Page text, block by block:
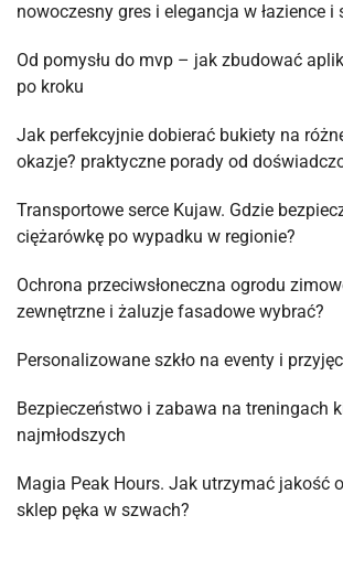
nowoczesny gres i elegancja w łazience i
Od pomysłu do mvp – jak zbudować
po kroku
Jak perfekcyjnie dobierać bukiety na
okazje? praktyczne porady od
Transportowe serce Kujaw. Gdzie
ciężarówkę po wypadku w regionie?
Ochrona przeciwsłoneczna ogrodu
zewnętrzne i żaluzje fasadowe wybrać?
Personalizowane szkło na eventy i
Bezpieczeństwo i zabawa na treningach
najmłodszych
Magia Peak Hours. Jak utrzymać jakość
sklep pęka w szwach?